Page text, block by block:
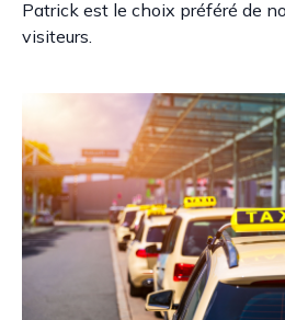
Patrick est le choix préféré de
visiteurs.